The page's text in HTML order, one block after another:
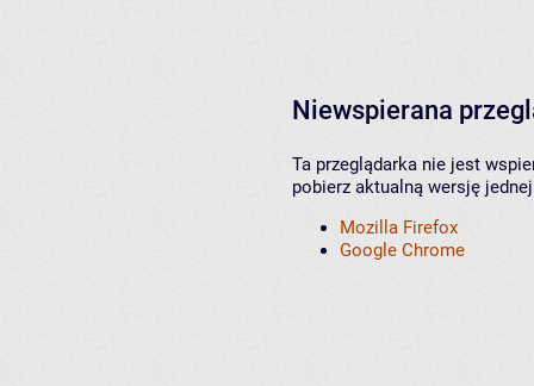
Niewspierana
Ta przeglądarka nie jest
pobierz aktualną wersję
Mozilla Firefox
Google Chrome